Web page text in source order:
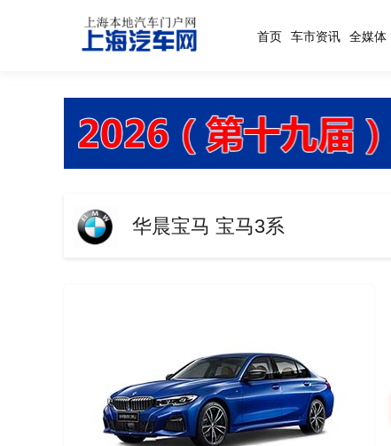
首页 车市资讯 全媒体
华晨宝马 宝马3系